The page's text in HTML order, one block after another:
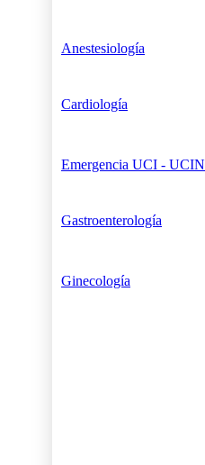
Anestesiología
Cardiología
Emergencia UCI - UCIN
Gastroenterología
Ginecología